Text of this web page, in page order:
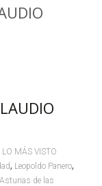
LO MÁS VISTO
, Leopoldo Panero,
de las